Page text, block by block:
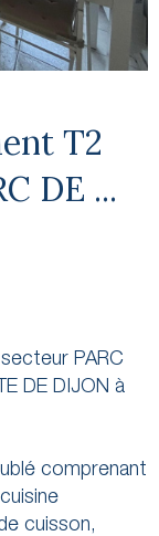
T2
DE ...
PARC
DE DIJON à
comprenant
cuisson,